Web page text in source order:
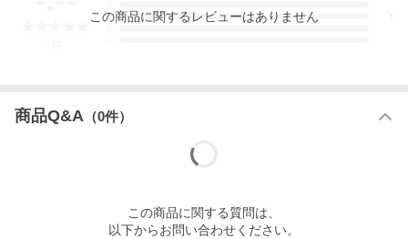
3
この商品に関するレビューはありません
商品Q&A （0件）
この商品に関する質問は、
以下からお問い合わせください。